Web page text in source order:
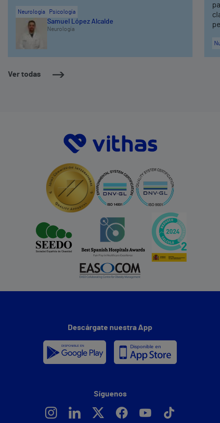
Ver todas
Neurología Psicología
Samuel López Alcalde
Neurología
Descárgate nuestra App
Síguenos